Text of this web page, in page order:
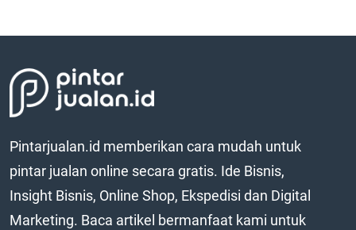
Pintarjualan.id memberikan cara mudah untuk
pintar jualan online secara gratis. Ide Bisnis,
Insight Bisnis, Online Shop, Ekspedisi dan Digital
Marketing. Baca artikel bermanfaat kami untuk